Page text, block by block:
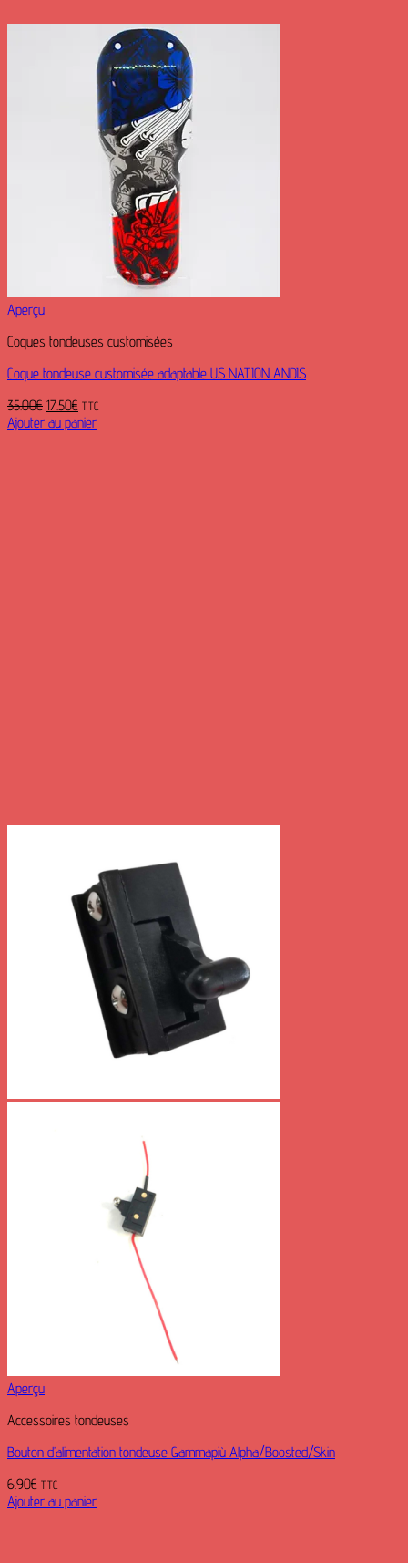
Aperçu
Coques tondeuses customisées
Coque tondeuse customisée adaptable US NATION ANDIS
35.00€ Le
prix
17.50€ Le
prix
TTC
Ajouter au panier
Aperçu
Accessoires tondeuses
Bouton d’alimentation tondeuse Gammapiù Alpha/Boosted/Skin
6.90€ TTC
Ajouter au panier